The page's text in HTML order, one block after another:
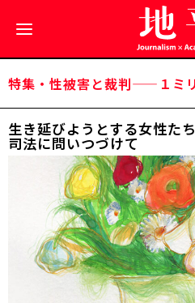
特集・性被害と裁判——１ミ
生き延びようとする女性たち
司法に問いつづけて